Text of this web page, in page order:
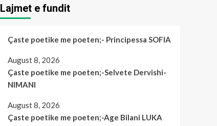
Lajmet e fundit
Çaste poetike me poeten;- Principessa SOFIA
August 8, 2026
Çaste poetike me poeten;-Selvete Dervishi-
NIMANI
August 8, 2026
Çaste poetike me poeten;-Age Bilani LUKA